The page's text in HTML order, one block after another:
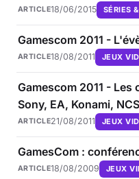
ARTICLE18/06/2015 SÉRIES
Gamescom 2011 -
ARTICLE18/08/2011 JEUX
Gamescom 2011 -
Sony, EA, Konami,
ARTICLE21/08/2011 JEUX
GamesCom :
ARTICLE18/08/2009 JEUX